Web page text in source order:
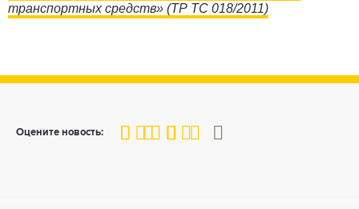
транспортных средств» (ТР ТС 018/2011)
Оцените новость:
80
1 2 3 4 5